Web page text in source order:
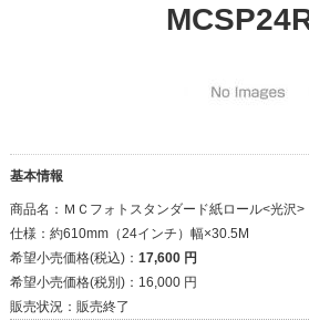
基本情報
商品名： ＭＣフォトスタンダード紙ロール<光沢>
仕様： 約610mm（24インチ）幅×30.5M
希望小売価格(税込)： 17,600 円
希望小売価格(税別)： 16,000 円
販売状況： 販売終了